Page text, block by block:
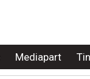
Mediapart